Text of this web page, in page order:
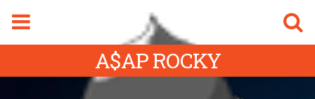
Φόρμα αναζήτησης
A$AP ROCKY